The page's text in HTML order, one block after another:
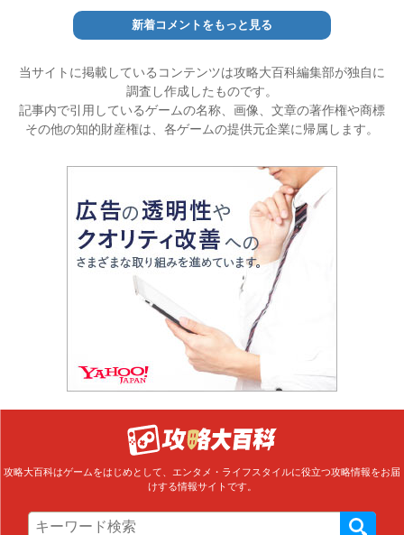
新着コメントをもっと見る
当サイトに掲載しているコンテンツは攻略大百科編集部が独自に
調査し作成したものです。
記事内で引用しているゲームの名称、画像、文章の著作権や商標
その他の知的財産権は、各ゲームの提供元企業に帰属します。
攻略大百科はゲームをはじめとして、エンタメ・ライフスタイルに役立つ攻略情報をお届
けする情報サイトです。